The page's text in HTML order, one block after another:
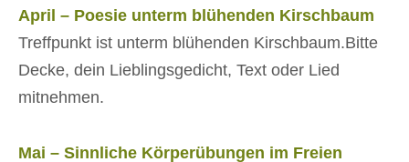
April – Poesie unterm blühenden Kirschbaum
Treffpunkt ist unterm blühenden Kirschbaum.Bitte
Decke, dein Lieblingsgedicht, Text oder Lied
mitnehmen.
Mai – Sinnliche Körperübungen im Freien